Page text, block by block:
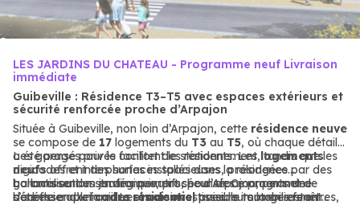
LES JARDINS DU CHATEAU - Programme neuf Livraison
immédiate
Guibeville : Résidence T3–T5 avec espaces extérieurs et
sécurité renforcée proche d’Arpajon
Située à Guibeville, non loin d’Arpajon, cette résidence neuve
se compose de 17 logements du T3 au T5, où chaque détail
a été pensé pour le confort des résidents. Leslogements
neufsoffrent des surfaces spacieuses, prolongées par des
balcons ou des jardins privatifs, pour des moments de
détente en plein air. Lesmaisons, avec leurs larges fenêtres,
Les garages privés facilitent le stationnement, tandis que les
digicodes et interphones installés dans la résidence
garantissent un environnement sécurisé. Ce programme
s’adresse aux familles et aux investisseurs immobiliers en
La localisation stratégique, proche d’Arpajon, permet de
bénéficier d’uncadre résidentielpaisible tout en restant